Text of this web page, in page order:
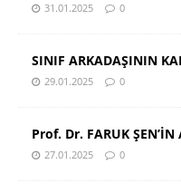
31.01.2025 0
SINIF ARKADAŞININ
29.01.2025 0
Prof. Dr. FARUK
27.01.2025 0